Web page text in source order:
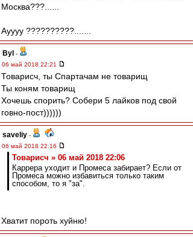
Москва???......
Ауууу ??????????.......
Byl -
06 май 2018 22:21
Товарисч, ты Спартачам не товарищ
Ты коням товарищ
Хочешь спорить? Собери 5 лайков под свой
говно-пост))))))
saveliy -
06 май 2018 22:16
Товарисч » 06 май 2018 22:06
Каррера уходит и Промеса забирает? Если от
Промеса можно избавиться только таким
способом, то я "за".
Хватит пороть хуйню!